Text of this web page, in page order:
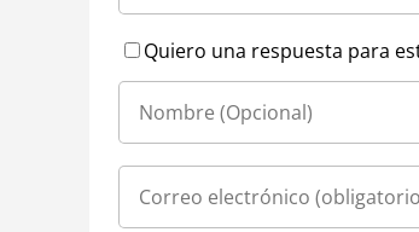
Quiero una respuesta para